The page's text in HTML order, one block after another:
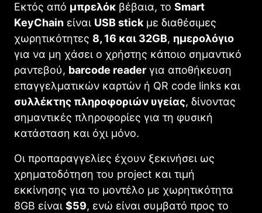
Εκτός από μπρελόκ βέβαια, το Smart
ΚeyChain είναι USB stickμε διαθέσιμες
χωρητικότητες 8, 16 και 32GB, ημερολόγιο
για να μη χάσει ο χρήστης κάποιο σημαντικό
ραντεβού, barcode reader για αποθήκευση
επαγγελματικών καρτών ή QR code links και
συλλέκτης πληροφοριών υγείας, δίνοντας
σημαντικές πληροφορίες για τη φυσική
κατάσταση και όχι μόνο.
Οι προπαραγγελίες έχουν ξεκινήσει ως
χρηματοδότηση του project και τιμή
εκκίνησης για το μοντέλο με χωρητικότητα
8GB είναι $59, ενώ είναι συμβατό προς το